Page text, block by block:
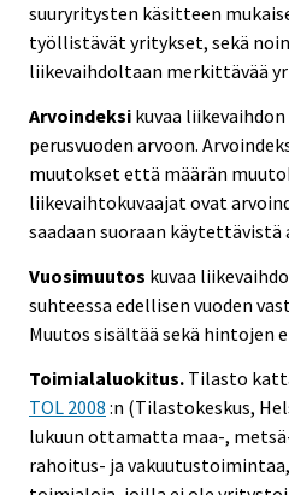
suuryritysten käsitteen
työllistävät yritykset, sekä
liikevaihdoltaan merkittävää
Arvoindeksi kuvaa
perusvuoden arvoon.
muutokset että määrän
liikevaihtokuvaajat ovat
saadaan suoraan käytettävistä
Vuosimuutos kuvaa
suhteessa edellisen vuoden
Muutos sisältää sekä hintojen
Toimialaluokitus. Tilasto
TOL 2008 :n (Tilastokeskus,
lukuun ottamatta maa-,
rahoitus- ja